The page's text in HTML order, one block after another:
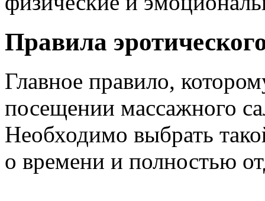
Правила
Главное правило,
посещении массажного
Необходимо выбрать
о времени и полностью